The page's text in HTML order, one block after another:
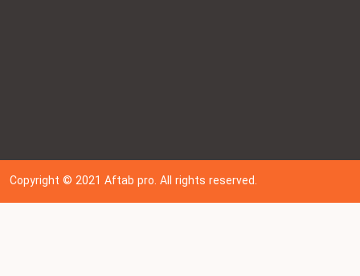
Copyright © 202 1Aftab pro. All rights reserved.